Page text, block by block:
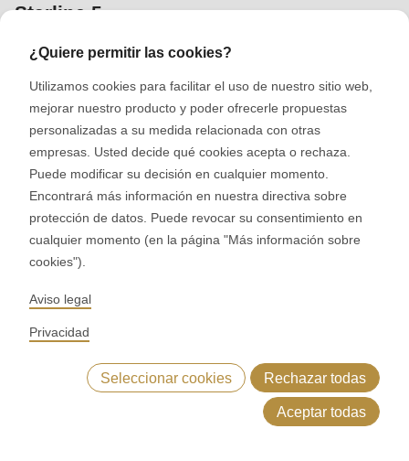
Starline 5
Ecoline
Contacto
¿Hemos despertado su
¿Quiere permitir las cookies?
Utilizamos cookies para facilitar el uso de nuestro sitio web,
mejorar nuestro producto y poder ofrecerle propuestas
personalizadas a su medida relacionada con otras
empresas. Usted decide qué cookies acepta o rechaza.
Puede modificar su decisión en cualquier momento.
Encontrará más información en nuestra directiva sobre
protección de datos. Puede revocar su consentimiento en
cualquier momento (en la página "Más información sobre
cookies").
Aviso legal
Privacidad
Seleccionar cookies Rechazar todas
Aceptar todas